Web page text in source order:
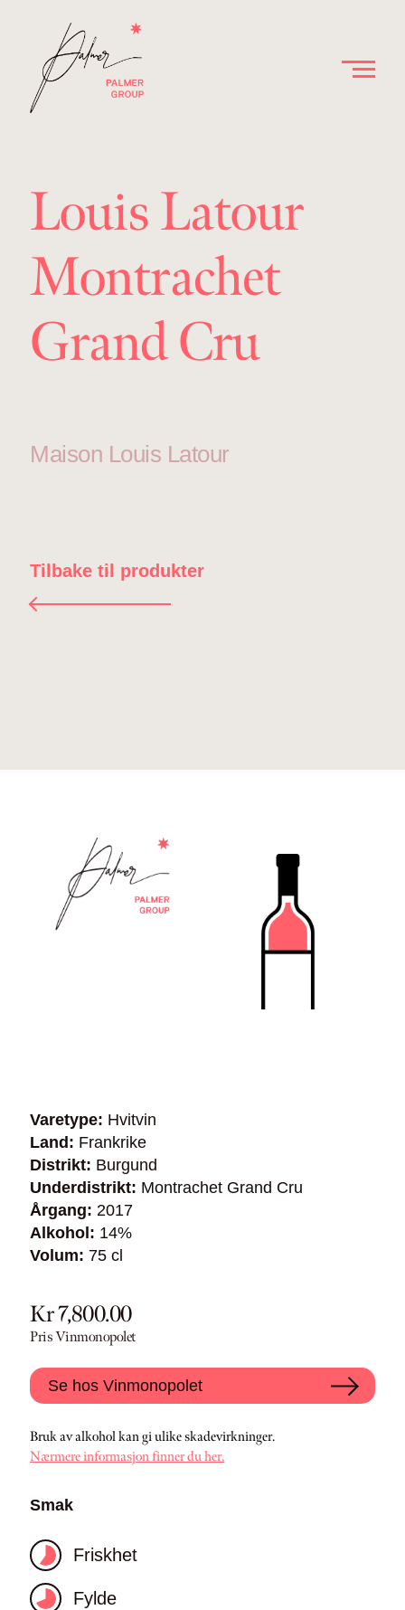
Louis Latour
Montrachet
Grand Cru
Maison Louis Latour
Tilbake til produkter
Varetype: Hvitvin
Land: Frankrike
Distrikt: Burgund
Underdistrikt: Montrachet Grand Cru
Årgang: 2017
Alkohol: 14%
Volum: 75 cl
Kr 7,800.00
Pris Vinmonopolet
Se hos Vinmonopolet
Bruk av alkohol kan gi ulike skadevirkninger.
Nærmere informasjon finner du her.
Smak
Friskhet
Fylde